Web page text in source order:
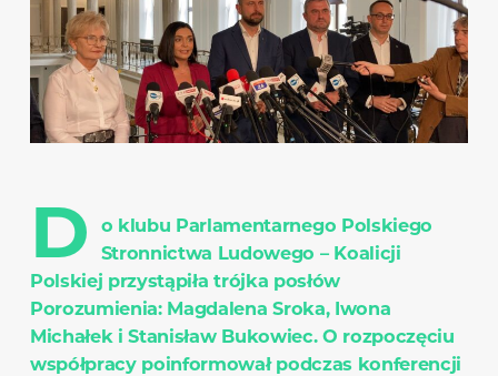
D
o klubu Parlamentarnego Polskiego
Stronnictwa Ludowego – Koalicji
Polskiej przystąpiła trójka posłów
Porozumienia: Magdalena Sroka, Iwona
Michałek i Stanisław Bukowiec. O rozpoczęciu
współpracy poinformował podczas konferencji